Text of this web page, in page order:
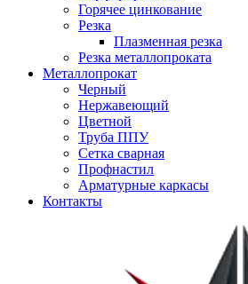
Горячее цинкование
Резка
Плазменная резка
Резка металлопроката
Металлопрокат
Черный
Нержавеющий
Цветной
Труба ППУ
Сетка сварная
Профнастил
Арматурные каркасы
Контакты